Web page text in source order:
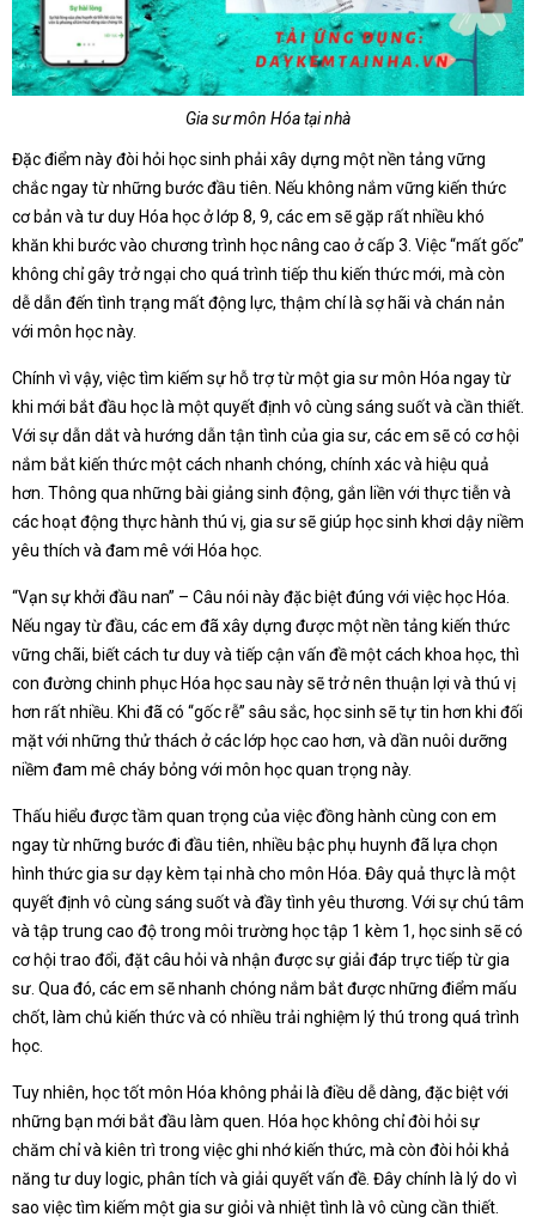
Gia sư môn Hóa tại nhà
Đặc điểm này đòi hỏi học sinh phải xây dựng một nền tảng vững
chắc ngay từ những bước đầu tiên. Nếu không nắm vững kiến thức
cơ bản và tư duy Hóa học ở lớp 8, 9, các em sẽ gặp rất nhiều khó
khăn khi bước vào chương trình học nâng cao ở cấp 3. Việc “mất gốc”
không chỉ gây trở ngại cho quá trình tiếp thu kiến thức mới, mà còn
dễ dẫn đến tình trạng mất động lực, thậm chí là sợ hãi và chán nản
với môn học này.
Chính vì vậy, việc tìm kiếm sự hỗ trợ từ một gia sư môn Hóa ngay từ
khi mới bắt đầu học là một quyết định vô cùng sáng suốt và cần thiết.
Với sự dẫn dắt và hướng dẫn tận tình của gia sư, các em sẽ có cơ hội
nắm bắt kiến thức một cách nhanh chóng, chính xác và hiệu quả
hơn. Thông qua những bài giảng sinh động, gắn liền với thực tiễn và
các hoạt động thực hành thú vị, gia sư sẽ giúp học sinh khơi dậy niềm
yêu thích và đam mê với Hóa học.
“Vạn sự khởi đầu nan” – Câu nói này đặc biệt đúng với việc học Hóa.
Nếu ngay từ đầu, các em đã xây dựng được một nền tảng kiến thức
vững chãi, biết cách tư duy và tiếp cận vấn đề một cách khoa học, thì
con đường chinh phục Hóa học sau này sẽ trở nên thuận lợi và thú vị
hơn rất nhiều. Khi đã có “gốc rễ” sâu sắc, học sinh sẽ tự tin hơn khi đối
mặt với những thử thách ở các lớp học cao hơn, và dần nuôi dưỡng
niềm đam mê cháy bỏng với môn học quan trọng này.
Thấu hiểu được tầm quan trọng của việc đồng hành cùng con em
ngay từ những bước đi đầu tiên, nhiều bậc phụ huynh đã lựa chọn
hình thức gia sư dạy kèm tại nhà cho môn Hóa. Đây quả thực là một
quyết định vô cùng sáng suốt và đầy tình yêu thương. Với sự chú tâm
và tập trung cao độ trong môi trường học tập 1 kèm 1, học sinh sẽ có
cơ hội trao đổi, đặt câu hỏi và nhận được sự giải đáp trực tiếp từ gia
sư. Qua đó, các em sẽ nhanh chóng nắm bắt được những điểm mấu
chốt, làm chủ kiến thức và có nhiều trải nghiệm lý thú trong quá trình
học.
Tuy nhiên, học tốt môn Hóa không phải là điều dễ dàng, đặc biệt với
những bạn mới bắt đầu làm quen. Hóa học không chỉ đòi hỏi sự
chăm chỉ và kiên trì trong việc ghi nhớ kiến thức, mà còn đòi hỏi khả
năng tư duy logic, phân tích và giải quyết vấn đề. Đây chính là lý do vì
sao việc tìm kiếm một gia sư giỏi và nhiệt tình là vô cùng cần thiết.